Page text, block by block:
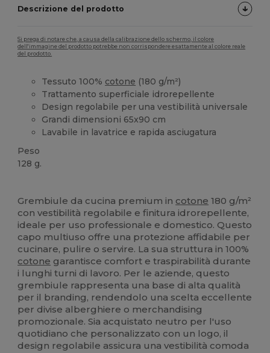
Descrizione del prodotto
Si prega di notare che, a causa della calibrazione dello schermo, il colore
dell'immagine del prodotto potrebbe non corrispondere esattamente al colore reale
del prodotto.
Tessuto 100% cotone (180 g/m²)
Trattamento superficiale idrorepellente
Design regolabile per una vestibilità universale
Grandi dimensioni 65x90 cm
Lavabile in lavatrice e rapida asciugatura
Peso
128 g.
Grembiule da cucina premium in cotone 180 g/m²
con vestibilità regolabile e finitura idrorepellente,
ideale per uso professionale e domestico. Questo
capo multiuso offre una protezione affidabile per
cucinare, pulire o servire. La sua struttura in 100%
cotone garantisce comfort e traspirabilità durante
i lunghi turni di lavoro. Per le aziende, questo
grembiule rappresenta una base di alta qualità
per il branding, rendendolo una scelta eccellente
per divise alberghiere o merchandising
promozionale. Sia acquistato neutro per l'uso
quotidiano che personalizzato con un logo, il
design regolabile assicura una vestibilità comoda